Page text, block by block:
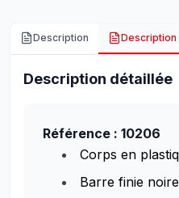
Description Description
Description détaillée
Référence : 10206
Corps en
Barre finie noire